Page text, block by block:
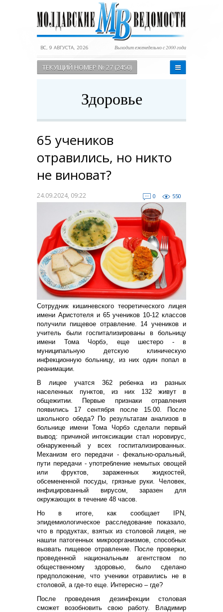
ВС, 9 АВГУСТА, 2026 Выходит еженедельно с 2000 года
ТЕКУЩИЙ НОМЕР № 27 (2450)
Здоровье
65 учеников
отравились, но никто
не виноват?
24.09.2024, 09:22 0 550
Сотрудник кишиневского теоретического лицея
имени Аристотеля и 65 учеников 10-12 классов
получили пищевое отравление. 14 учеников и
учитель были госпитализированы в больницу
имени Тома Чорбэ, еще шестеро - в
муниципальную детскую клиническую
инфекционную больницу, из них один попал в
реанимации.
В лицее учатся 362 ребенка из разных
населенных пунктов, из них 132 живут в
общежитии. Первые признаки отравления
появились 17 сентября после 15.00. После
школьного обеда? По результатам анализов в
больнице имени Тома Чорбэ сделали первый
вывод: причиной интоксикации стал норовирус,
обнаруженный у всех госпитализированных.
Механизм его передачи - фекально-оральный,
пути передачи - употребление немытых овощей
или фруктов, зараженных жидкостей,
обсемененной посуды, грязные руки. Человек,
инфицированный вирусом, заразен для
окружающих в течение 48 часов.
Но в итоге, как сообщает IPN,
эпидемиологическое расследование показало,
что в продуктах, взятых из столовой лицея, не
нашли патогенных микроорганизмов, способных
вызвать пищевое отравление. После проверки,
проведенной национальным агентством по
общественному здоровью, было сделано
предположение, что ученики отравились не в
столовой, а где-то еще. Интересно – где?
После проведения дезинфекции столовая
сможет возобновить свою работу. Владимир